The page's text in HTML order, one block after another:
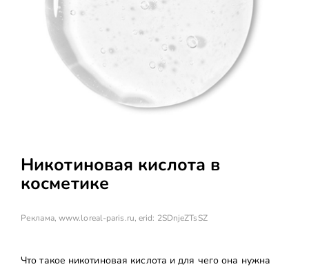
Никотиновая кислота в
косметике
Реклама, www.loreal-paris.ru, erid: 2SDnjeZTsSZ
Что такое никотиновая кислота и для чего она нужна